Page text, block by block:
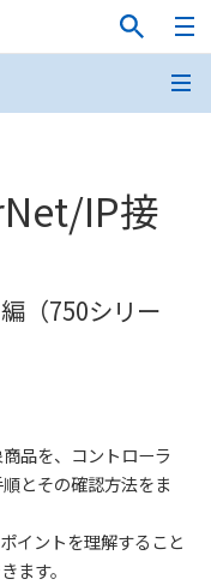
IP接
（750シリー
品を、コントローラ
とその確認方法をま
イントを理解すること
ます。